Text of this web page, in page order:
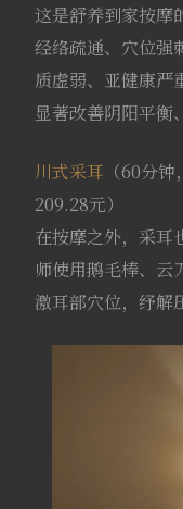
这是舒养到家按
经络疏通、穴位强
质虚弱、亚健康严
显著改善阴阳平衡
川式采耳 （60分
209.28元）
在按摩之外，采耳
师使用鹅毛棒、云
激耳部穴位，纾解